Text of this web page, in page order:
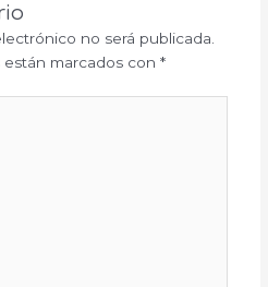
no será publicada.
marcados con *